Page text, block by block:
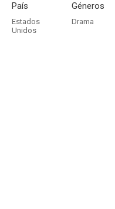
País
Estados
Unidos
Géneros
Drama